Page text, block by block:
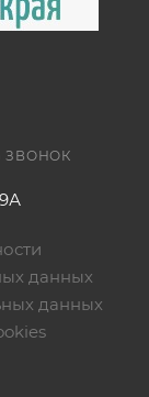
ЗВОНОК
данных
данных